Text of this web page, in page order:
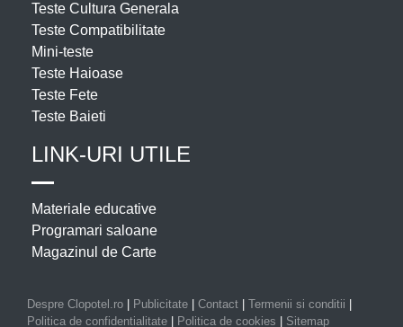
Teste Cultura Generala
Teste Compatibilitate
Mini-teste
Teste Haioase
Teste Fete
Teste Baieti
LINK-URI UTILE
Materiale educative
Programari saloane
Magazinul de Carte
Despre Clopotel.ro Publicitate Contact Termenii si conditii
Politica de confidentialitate
Politica de cookies Sitemap